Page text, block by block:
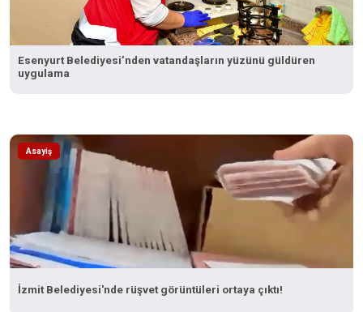
Esenyurt Belediyesi’nden vatandaşların yüzünü güldüren
uygulama
Asayiş
İzmit Belediyesi'nde rüşvet görüntüleri ortaya çıktı!